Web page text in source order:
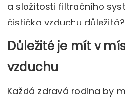
a složitosti filtračního
čistička vzduchu
Důležité je mít v
vzduchu
Každá zdravá rodina by